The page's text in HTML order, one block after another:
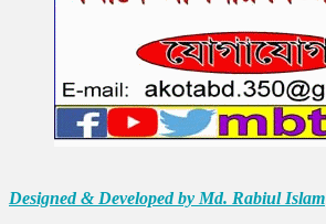
Designed & Developed by Md. Rabiul Islam